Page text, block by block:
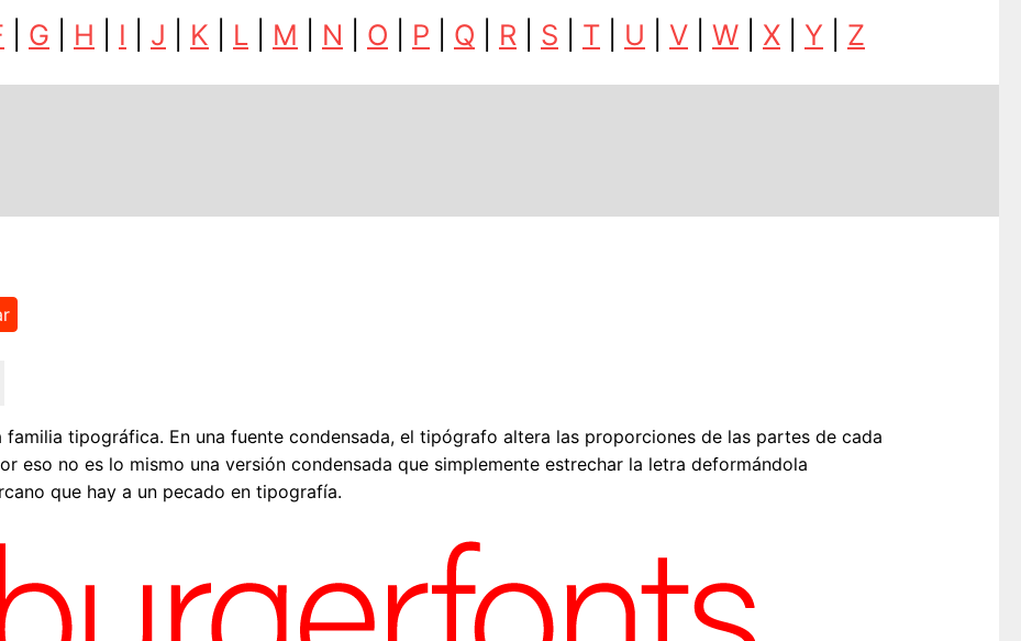
G H I J K L M N O P Q R S T U V W X Y Z
tipográfica. En una fuente condensada, el tipógrafo altera las proporciones de las partes de cada
eso no es lo mismo una versión condensada que simplemente estrechar la letra deformándola
que hay a un pecado en tipografía.